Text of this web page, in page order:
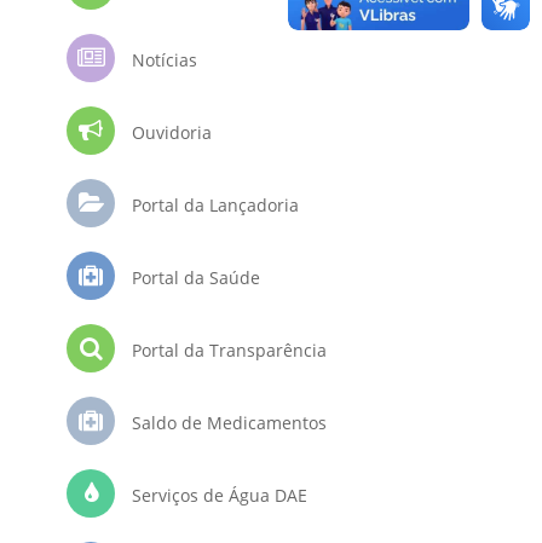
Notícias
Ouvidoria
Portal da Lançadoria
Portal da Saúde
Portal da Transparência
Saldo de Medicamentos
Serviços de Água DAE